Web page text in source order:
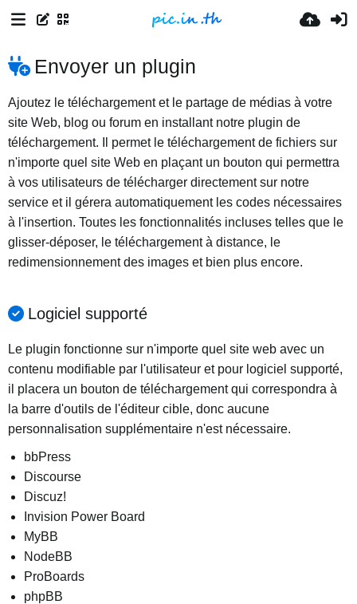
Envoyer un plugin
Ajoutez le téléchargement et le partage de médias à votre
site Web, blog ou forum en installant notre plugin de
téléchargement. Il permet le téléchargement de fichiers sur
n'importe quel site Web en plaçant un bouton qui permettra
à vos utilisateurs de télécharger directement sur notre
service et il gérera automatiquement les codes nécessaires
à l'insertion. Toutes les fonctionnalités incluses telles que le
glisser-déposer, le téléchargement à distance, le
redimensionnement des images et bien plus encore.
Logiciel supporté
Le plugin fonctionne sur n'importe quel site web avec un
contenu modifiable par l'utilisateur et pour logiciel supporté,
il placera un bouton de téléchargement qui correspondra à
la barre d'outils de l'éditeur cible, donc aucune
personnalisation supplémentaire n'est nécessaire.
bbPress
Discourse
Discuz!
Invision Power Board
MyBB
NodeBB
ProBoards
phpBB